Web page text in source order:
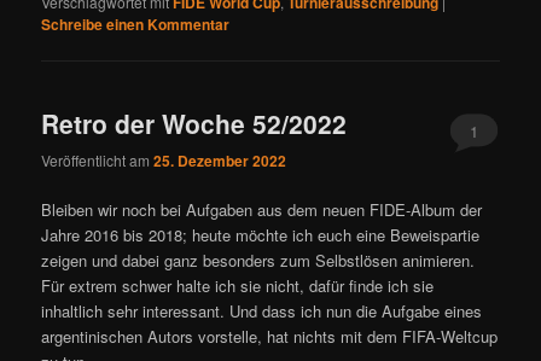
Schreibe einen Kommentar
Retro der Woche 52/2022
Veröffentlicht am25. Dezember 2022
1
Bleiben wir noch bei Aufgaben aus dem neuen FIDE-Album der
Jahre 2016 bis 2018; heute möchte ich euch eine Beweispartie
zeigen und dabei ganz besonders zum Selbstlösen animieren.
Für extrem schwer halte ich sie nicht, dafür finde ich sie
inhaltlich sehr interessant. Und dass ich nun die Aufgabe eines
argentinischen Autors vorstelle, hat nichts mit dem FIFA-Weltcup